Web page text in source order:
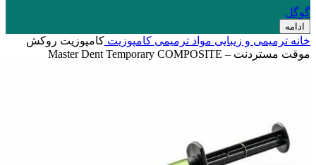
گوگل
ادامه
خانه ترمیمی و زیبایی مواد ترمیمی کامپوزیت کامپوزیت روکش
موقت مستردنت – Master Dent Temporary COMPOSITE